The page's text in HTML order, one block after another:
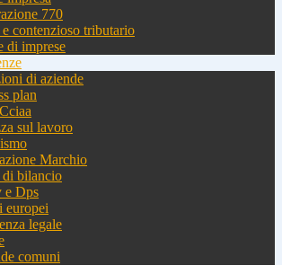
770
contenzioso tributario
di imprese
di aziende
plan
sul lavoro
Marchio
bilancio
e Dps
europei
legale
comuni